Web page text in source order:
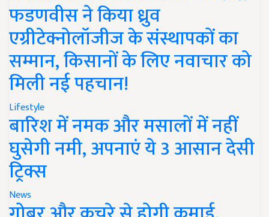
फडणवीस ने किया ध्रुव
एग्रीटेक्नोलॉजीज के संस्थापकों का
सम्मान, किसानों के लिए नवाचार को
मिली नई पहचान!
Lifestyle
बारिश में नमक और मसालों में नहीं
घुसेगी नमी, अपनाएं ये 3 आसान देसी
ट्रिक्स
News